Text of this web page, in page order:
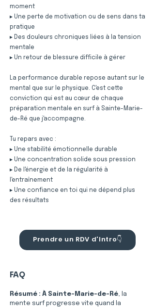
moment
▸ Une perte de motivation ou de sens dans ta
pratique
▸ Des douleurs chroniques liées à la tension
mentale
▸ Un retour de blessure difficile à gérer
La performance durable repose autant sur le
mental que sur le physique. C'est cette
conviction qui est au cœur de chaque
préparation mentale en surf à Sainte-Marie-
de-Ré que j'accompagne.
Tu repars avec :
▸ Une stabilité émotionnelle durable
▸ Une concentration solide sous pression
▸ De l'énergie et de la régularité à
l'entraînement
▸ Une confiance en toi qui ne dépend plus
des résultats
Prendre un RDV d'Intro👇
FAQ
Résumé : À Sainte-Marie-de-Ré, la
mente surf progresse vite quand la